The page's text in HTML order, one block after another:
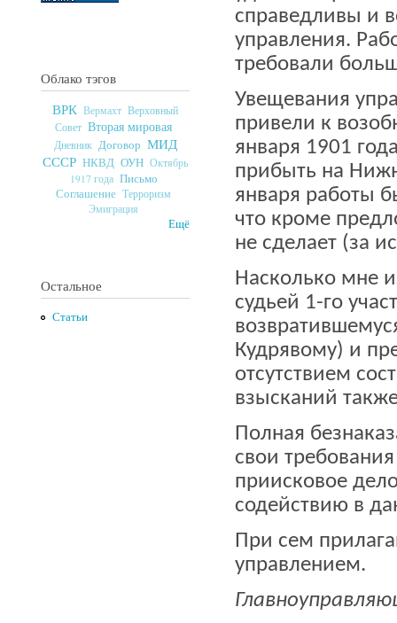
Облако тэгов
ВРК Вермахт Верховный
Совет Вторая мировая
Дневник Договор МИД
СССР НКВД ОУН Октябрь
1917 года Письмо
Соглашение Терроризм
Эмиграция
Ещё
Остальное
Статьи
справедливы и
управления.
требовали
Увещевания
привели к
января 1901
прибыть на
января работы
что кроме
не сделает (за
Насколько мне
судьей 1-го
Кудрявому) и
отсутствием
взысканий
Полная
свои
приисковое
содействию в
При сем
управлением.